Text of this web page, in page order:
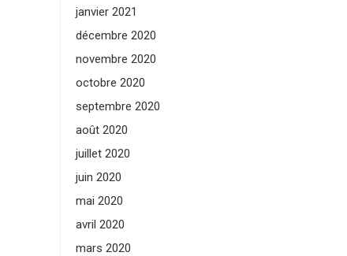
janvier 2021
décembre 2020
novembre 2020
octobre 2020
septembre 2020
août 2020
juillet 2020
juin 2020
mai 2020
avril 2020
mars 2020